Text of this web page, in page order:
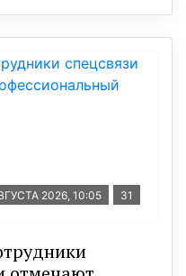
2026, 10:05 31